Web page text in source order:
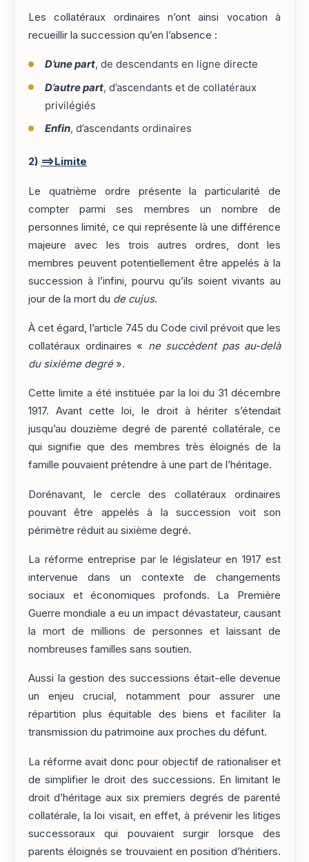
Les collatéraux ordinaires n’ont ainsi vocation à
recueillir la succession qu’en l’absence :
D’une part, de descendants en ligne directe
D’autre part, d’ascendants et de collatéraux
privilégiés
Enfin, d’ascendants ordinaires
2) ==>Limite
Le quatrième ordre présente la particularité de
compter parmi ses membres un nombre de
personnes limité, ce qui représente là une différence
majeure avec les trois autres ordres, dont les
membres peuvent potentiellement être appelés à la
succession à l’infini, pourvu qu’ils soient vivants au
jour de la mort du de cujus.
À cet égard, l’article 745 du Code civil prévoit que les
collatéraux ordinaires « ne succèdent pas au-delà
du sixième degré».
Cette limite a été instituée par la loi du 31 décembre
1917. Avant cette loi, le droit à hériter s’étendait
jusqu’au douzième degré de parenté collatérale, ce
qui signifie que des membres très éloignés de la
famille pouvaient prétendre à une part de l’héritage.
Dorénavant, le cercle des collatéraux ordinaires
pouvant être appelés à la succession voit son
périmètre réduit au sixième degré.
La réforme entreprise par le législateur en 1917 est
intervenue dans un contexte de changements
sociaux et économiques profonds. La Première
Guerre mondiale a eu un impact dévastateur, causant
la mort de millions de personnes et laissant de
nombreuses familles sans soutien.
Aussi la gestion des successions était-elle devenue
un enjeu crucial, notamment pour assurer une
répartition plus équitable des biens et faciliter la
transmission du patrimoine aux proches du défunt.
La réforme avait donc pour objectif de rationaliser et
de simplifier le droit des successions. En limitant le
droit d’héritage aux six premiers degrés de parenté
collatérale, la loi visait, en effet, à prévenir les litiges
successoraux qui pouvaient surgir lorsque des
parents éloignés se trouvaient en position d’héritiers.